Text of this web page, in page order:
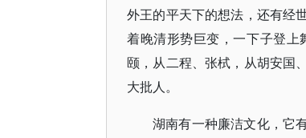
外王的平天下的想法，还有经
着晚清形势巨变，一下子登
颐，从二程、张栻，从胡安国
大批人。
湖南有一种廉洁文化，它